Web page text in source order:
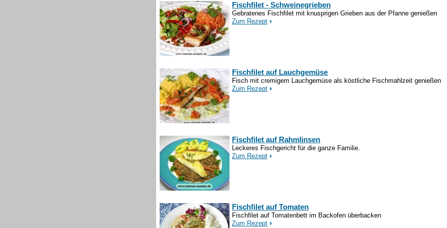
Fischfilet - Schweinegrieben
Gebratenes Fischfilet mit knusprigen Grieben aus der Pfanne genießen
Zum Rezept
Fischfilet auf Lauchgemüse
Fisch mit cremigem Lauchgemüse als köstliche Fischmahlzeit genießen
Zum Rezept
Fischfilet auf Rahmlinsen
Leckeres Fischgericht für die ganze Familie.
Zum Rezept
Fischfilet auf Tomaten
Fischfilet auf Tomatenbett im Backofen überbacken
Zum Rezept